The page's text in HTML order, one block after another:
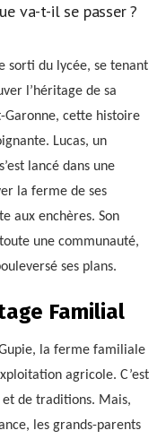
va-t-il se passer ?
sorti du lycée, se tenant
l’héritage de sa
cette histoire
Lucas, un
lancé dans une
la ferme de ses
aux enchères. Son
une communauté,
ses plans.
Familial
la ferme familiale
agricole. C’est
et de traditions. Mais,
les grands-parents